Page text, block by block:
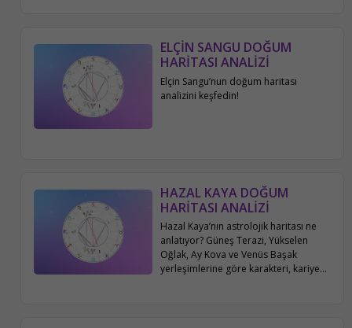
ELÇİN SANGU DOĞUM
HARİTASI ANALİZİ
Elçin Sangu’nun doğum haritası
analizini keşfedin!
HAZAL KAYA DOĞUM
HARİTASI ANALİZİ
Hazal Kaya’nın astrolojik haritası ne
anlatıyor? Güneş Terazi, Yükselen
Oğlak, Ay Kova ve Venüs Başak
yerleşimlerine göre karakteri, kariyeri,